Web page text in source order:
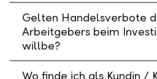
Gelten Handelsverbote
Arbeitgebers beim
willbe?
Wo finde ich als Kundin /